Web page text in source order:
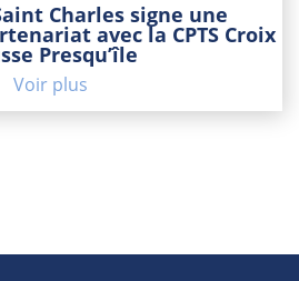
Charles signe une
avec la CPTS Croix
Presqu’île
Voir plus